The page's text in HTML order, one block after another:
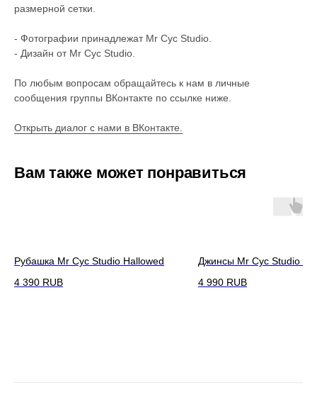
размерной сетки.
- Фотографии принадлежат Mr Cyc Studio.
- Дизайн от Mr Cyc Studio.
По любым вопросам обращайтесь к нам в личные
сообщения группы ВКонтакте по ссылке ниже.
Открыть диалог с нами в ВКонтакте.
Вам также может понравиться
Рубашка Mr Cyc Studio Hallowed
4 390 RUB
Джинсы Mr Cyc Studio
4 990 RUB